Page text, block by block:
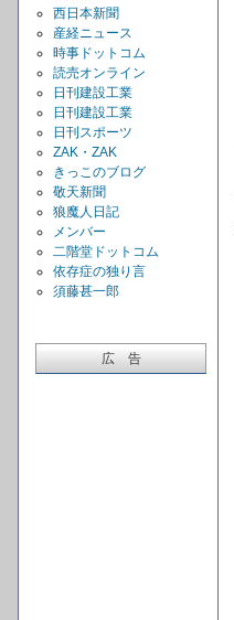
西日本新聞
産経ニュース
時事ドットコム
読売オンライン
日刊建設工業
日刊建設工業
日刊スポーツ
ZAK・ZAK
きっこのブログ
敬天新聞
狼魔人日記
メンバー
二階堂ドットコム
依存症の独り言
須藤甚一郎
広 告